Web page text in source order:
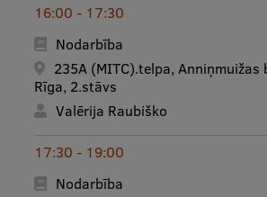
16:00 - 17:30
Nodarbība
235A (MITC).telpa, Anniņmuižas
Rīga, 2.stāvs
Valērija Raubiško
17:30 - 19:00
Nodarbība